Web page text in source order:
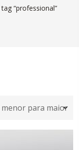
“professional”